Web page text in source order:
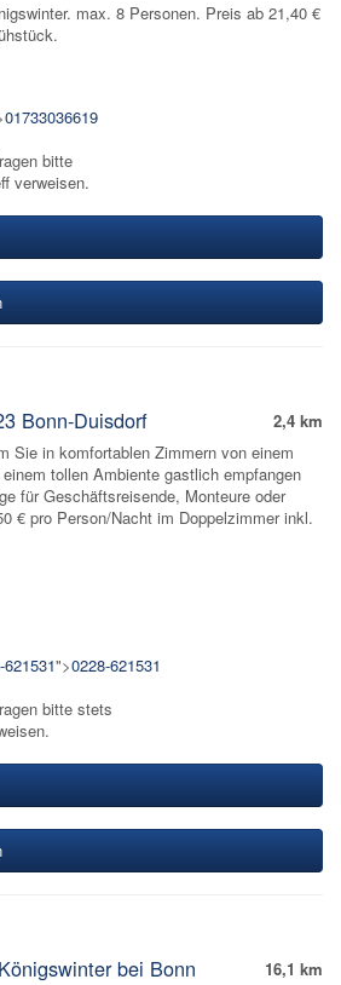
max. 8 Personen. Preis ab 21,40 €
01733036619
bitte
verweisen.
2,4 km
Bonn-Duisdorf
Sie in komfortablen Zimmern von einem
tollen Ambiente gastlich empfangen
für Geschäftsreisende, Monteure oder
€ pro Person/Nacht im Doppelzimmer inkl.
">0228-621531
bitte stets
16,1 km
bei Bonn